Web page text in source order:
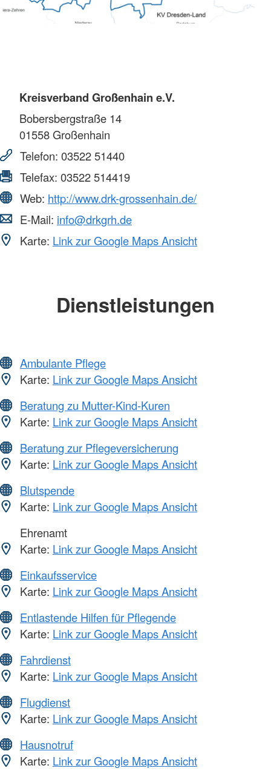
Kreisverband Großenhain e.V.
Bobersbergstraße 14
01558Großenhain
Telefon: 03522 51440
Telefax: 03522 514419
Web: http://www.drk-grossenhain.de/
E-Mail: info@drkgrh.de
Karte: Link zur Google Maps Ansicht
Dienstleistungen
Ambulante Pflege
Karte: Link zur Google Maps Ansicht
Beratung zu Mutter-Kind-Kuren
Karte: Link zur Google Maps Ansicht
Beratung zur Pflegeversicherung
Karte: Link zur Google Maps Ansicht
Blutspende
Karte: Link zur Google Maps Ansicht
Ehrenamt
Karte: Link zur Google Maps Ansicht
Einkaufsservice
Karte: Link zur Google Maps Ansicht
Entlastende Hilfen für Pflegende
Karte: Link zur Google Maps Ansicht
Fahrdienst
Karte: Link zur Google Maps Ansicht
Flugdienst
Karte: Link zur Google Maps Ansicht
Hausnotruf
Karte: Link zur Google Maps Ansicht